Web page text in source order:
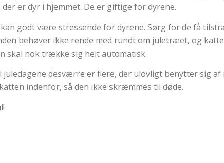
der er dyr i hjemmet. De er giftige for dyrene.
godt være stressende for dyrene. Sørg for de få
behøver ikke rende med rundt om juletræet, og
skal nok trække sig helt automatisk.
juledagene desværre er flere, der ulovligt benytter sig
indenfor, så den ikke skræmmes til døde.